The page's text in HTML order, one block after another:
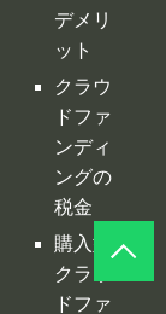
ドファ
ンディ
購入型
クラウ
ドファ
ンディ
ング
寄付型